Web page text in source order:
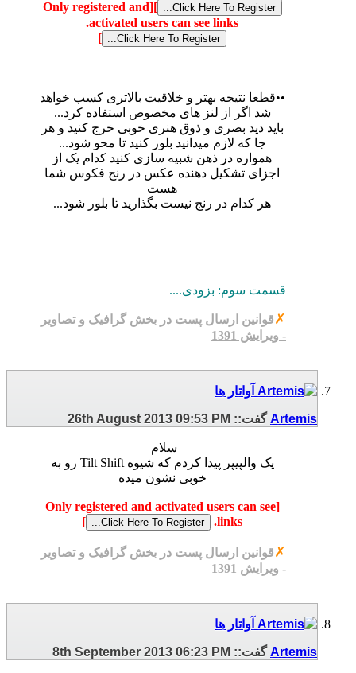
]
[Only registered and
activated users can see links.
]
••قطعا نتیجه بهتر و خلاقیت بالاتری کسب خواهد
شد اگر از لنز های مخصوص استفاده کرد...
باید دید بصری و ذوق هنری خوبی خرج کنید و هر
جا که لازم میدانید بلور کنید تا محو شود...
همواره در ذهن شبیه سازی کنید کدام یک از
اجزای تشکیل دهنده عکس در رنج فکوس شما
هست
هر کدام در رنج نیست بگذارید تا بلور شود...
قسمت سوم: بزودی....
✗قوانین ارسال پست در بخش گرافیک و تصاویر
- ویرایش 1391
Artemis گفت:: 26th August 2013 09:53 PM
سلام
یک والپیپر پیدا کردم که شیوه Tilt Shift رو به
خوبی نشون میده
[Only registered and activated users can see
links.
]
✗قوانین ارسال پست در بخش گرافیک و تصاویر
- ویرایش 1391
Artemis گفت:: 8th September 2013 06:23 PM